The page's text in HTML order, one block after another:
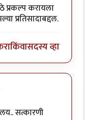
प्रकल्प करायला
प्रतिसादाबद्दल.
किंवासदस्य व्हा
सत्कारणी